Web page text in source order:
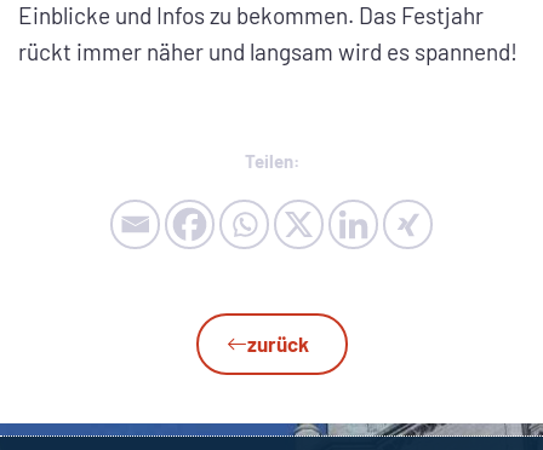
Einblicke und Infos zu bekommen. Das Festjahr
rückt immer näher und langsam wird es spannend!
Teilen:
zurück